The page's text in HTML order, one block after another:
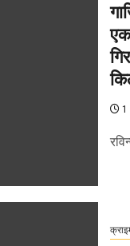
एक
1